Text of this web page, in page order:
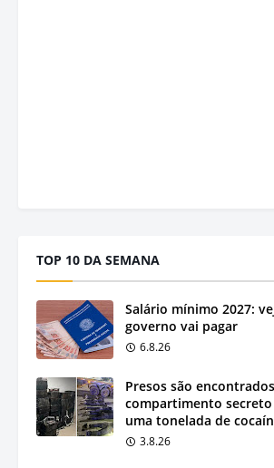
TOP 10 DA SEMANA
Salário mínimo 2027:
governo vai pagar
6.8.26
Presos são
compartimento
uma tonelada de
3.8.26